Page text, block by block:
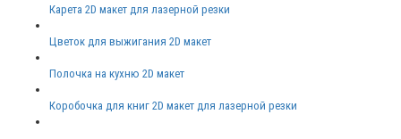
Карета 2D макет для лазерной резки
Цветок для выжигания 2D макет
Полочка на кухню 2D макет
Коробочка для книг 2D макет для лазерной резки